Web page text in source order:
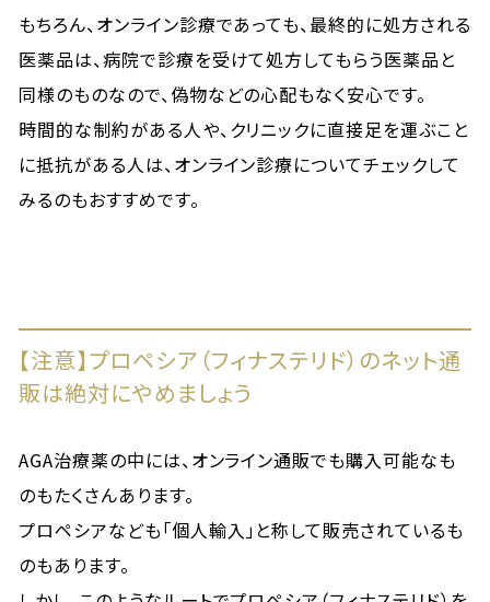
もちろん、オンライン診療であっても、最終的に処方される
医薬品は、病院で診療を受けて処方してもらう医薬品と
同様のものなので、偽物などの心配もなく安心です。
時間的な制約がある人や、クリニックに直接足を運ぶこと
に抵抗がある人は、オンライン診療についてチェックして
みるのもおすすめです。
【注意】プロペシア（フィナステリド）のネット通
販は絶対にやめましょう
AGA治療薬の中には、オンライン通販でも購入可能なも
のもたくさんあります。
プロペシアなども「個人輸入」と称して販売されているも
のもあります。